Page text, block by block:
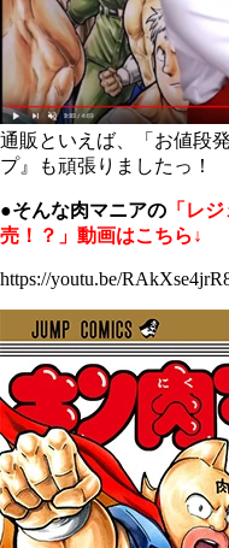
通販といえば、「お値段
プ』も頑張りましたっ！
●そんな肉マニアの 「レ
売！？」動画はこちら↓
https://youtu.be/